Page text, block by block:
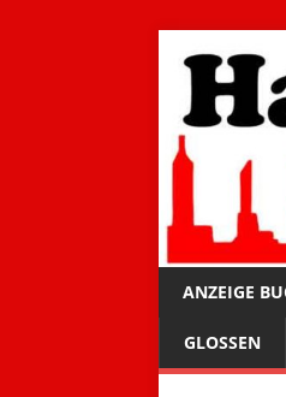
ANZEIGE
GLOSSEN